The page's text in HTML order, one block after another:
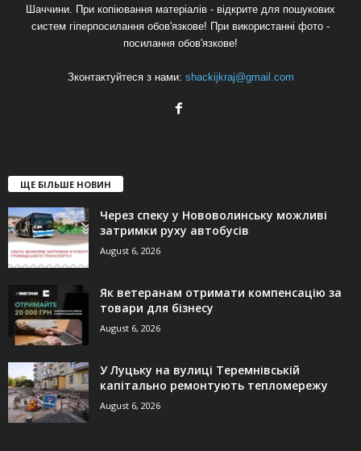
Шаччини. При копіювання матеріалів - відкрите для пошукових
систем гіперпосилання обов'язкове! При використанні фото -
посилання обов'язкове!
Зконтактуйтеся з нами: shackijkraj@gmail.com
ЩЕ БІЛЬШЕ НОВИН
Через спеку у Нововолинську можливі
затримки руху автобусів
August 6, 2026
Як ветеранам отримати компенсацію за
товари для бізнесу
August 6, 2026
У Луцьку на вулиці Теремнівській
капітально ремонтують тепломережу
August 6, 2026